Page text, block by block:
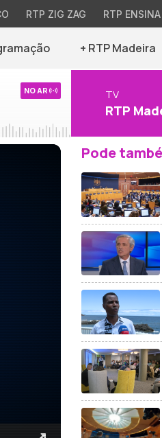
RTP ZIG ZAG RTP ENSINA
+ RTP Madeira
NO AR TV
RTP
Pode